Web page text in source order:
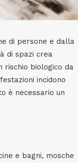
di persone e dalla
di spazi crea
rischio biologico da
incidono
è necessario un
e bagni, mosche